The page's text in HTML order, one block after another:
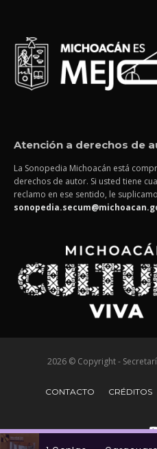
Atención a derechos de
La Sonopedia Michoacán está
derechos de autor. Si usted tiene
reclamo en ese sentido, le
2026 © Copyright -
CONTACTO CRÉDITOS